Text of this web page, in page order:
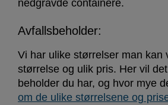
nedgravde containere.
Avfallsbeholder:
Vi har ulike størrelser man kan
størrelse og ulik pris. Her vil
beholder du har, og hvor mye
om de ulike størrelsene og